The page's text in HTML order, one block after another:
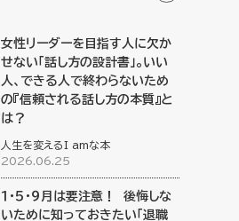
女性リーダーを目指す人に欠か
せない「話し方の設計書」。いい
人、できる人で終わらないため
の『信頼される話し方の本質』と
は？
人生を変えるI amな本
2026.06.25
１・５・９月は要注意！ 後悔しな
いために知っておきたい「退職